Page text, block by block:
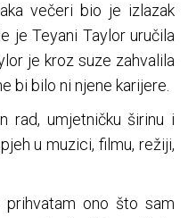
večeri bio je izlazak
je Teyani Taylor uručila
je kroz suze zahvalila
bi bilo ni njene karijere.
rad, umjetničku širinu i
u muzici, filmu, režiji,
ono što sam